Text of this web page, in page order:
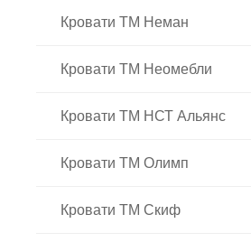
Кровати ТМ Неман
Кровати ТМ Неомебли
Кровати ТМ НСТ Альянс
Кровати ТМ Олимп
Кровати ТМ Скиф